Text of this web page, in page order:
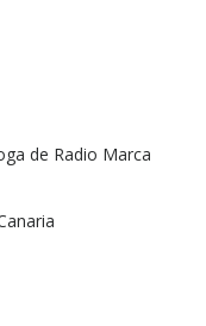
de Radio Marca